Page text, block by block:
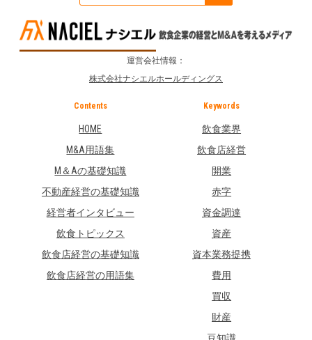
運営会社情報：
株式会社ナシエルホールディングス
Contents
HOME
M&A用語集
M＆Aの基礎知識
不動産経営の基礎知識
経営者インタビュー
飲食トピックス
飲食店経営の基礎知識
飲食店経営の用語集
Keywords
飲食業界
飲食店経営
開業
赤字
資金調達
資産
資本業務提携
費用
買収
財産